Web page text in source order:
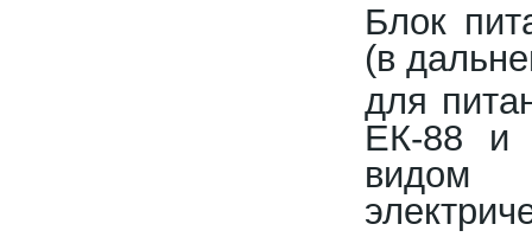
Блок
(в
для
ЕК-88 и
видом